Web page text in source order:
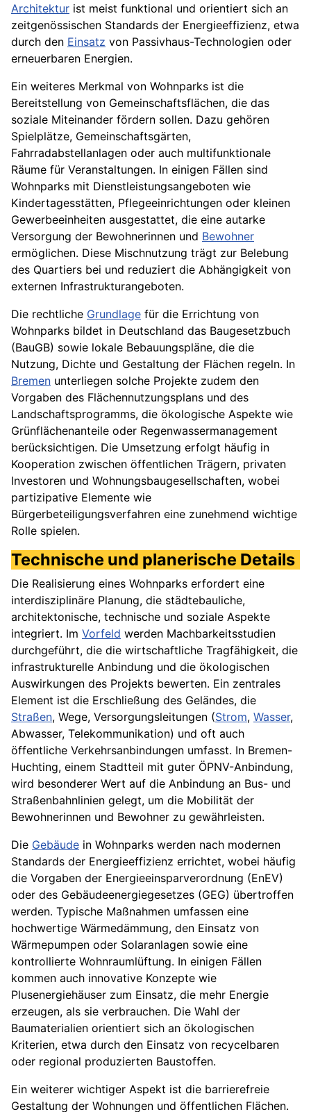
Architektur ist meist funktional und orientiert sich an
zeitgenössischen Standards der Energieeffizienz, etwa
durch den Einsatz von Passivhaus-Technologien oder
erneuerbaren Energien.
Ein weiteres Merkmal von Wohnparks ist die
Bereitstellung von Gemeinschaftsflächen, die das
soziale Miteinander fördern sollen. Dazu gehören
Spielplätze, Gemeinschaftsgärten,
Fahrradabstellanlagen oder auch multifunktionale
Räume für Veranstaltungen. In einigen Fällen sind
Wohnparks mit Dienstleistungsangeboten wie
Kindertagesstätten, Pflegeeinrichtungen oder kleinen
Gewerbeeinheiten ausgestattet, die eine autarke
Versorgung der Bewohnerinnen und Bewohner
ermöglichen. Diese Mischnutzung trägt zur Belebung
des Quartiers bei und reduziert die Abhängigkeit von
externen Infrastrukturangeboten.
Die rechtliche Grundlage für die Errichtung von
Wohnparks bildet in Deutschland das Baugesetzbuch
(BauGB) sowie lokale Bebauungspläne, die die
Nutzung, Dichte und Gestaltung der Flächen regeln. In
Bremen unterliegen solche Projekte zudem den
Vorgaben des Flächennutzungsplans und des
Landschaftsprogramms, die ökologische Aspekte wie
Grünflächenanteile oder Regenwassermanagement
berücksichtigen. Die Umsetzung erfolgt häufig in
Kooperation zwischen öffentlichen Trägern, privaten
Investoren und Wohnungsbaugesellschaften, wobei
partizipative Elemente wie
Bürgerbeteiligungsverfahren eine zunehmend wichtige
Rolle spielen.
Technische und planerische Details
Die Realisierung eines Wohnparks erfordert eine
interdisziplinäre Planung, die städtebauliche,
architektonische, technische und soziale Aspekte
integriert. Im Vorfeld werden Machbarkeitsstudien
durchgeführt, die die wirtschaftliche Tragfähigkeit, die
infrastrukturelle Anbindung und die ökologischen
Auswirkungen des Projekts bewerten. Ein zentrales
Element ist die Erschließung des Geländes, die
Straßen, Wege, Versorgungsleitungen (Strom, Wasser,
Abwasser, Telekommunikation) und oft auch
öffentliche Verkehrsanbindungen umfasst. In Bremen-
Huchting, einem Stadtteil mit guter ÖPNV-Anbindung,
wird besonderer Wert auf die Anbindung an Bus- und
Straßenbahnlinien gelegt, um die Mobilität der
Bewohnerinnen und Bewohner zu gewährleisten.
Die Gebäude in Wohnparks werden nach modernen
Standards der Energieeffizienz errichtet, wobei häufig
die Vorgaben der Energieeinsparverordnung (EnEV)
oder des Gebäudeenergiegesetzes (GEG) übertroffen
werden. Typische Maßnahmen umfassen eine
hochwertige Wärmedämmung, den Einsatz von
Wärmepumpen oder Solaranlagen sowie eine
kontrollierte Wohnraumlüftung. In einigen Fällen
kommen auch innovative Konzepte wie
Plusenergiehäuser zum Einsatz, die mehr Energie
erzeugen, als sie verbrauchen. Die Wahl der
Baumaterialien orientiert sich an ökologischen
Kriterien, etwa durch den Einsatz von recycelbaren
oder regional produzierten Baustoffen.
Ein weiterer wichtiger Aspekt ist die barrierefreie
Gestaltung der Wohnungen und öffentlichen Flächen.